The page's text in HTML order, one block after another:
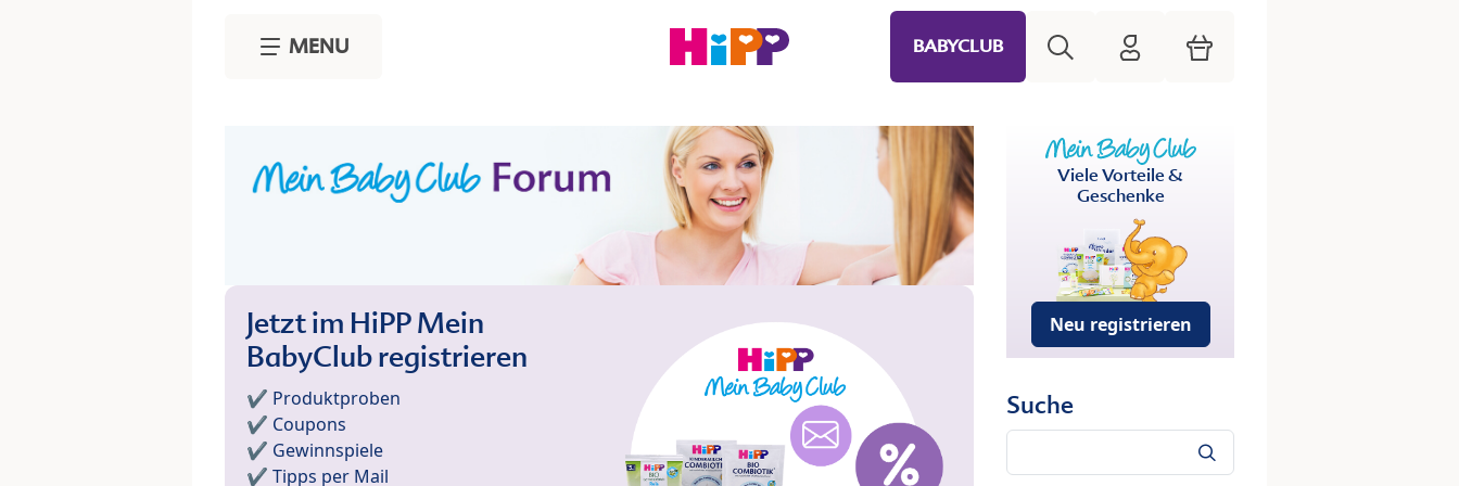
MENU BABYCLUB HiPP Mein Babyclub
Warenkorb
Jetzt im HiPP Mein
BabyClub registrieren
✔️ Produktproben
✔️ Coupons
✔️ Gewinnspiele
✔️ Tipps per Mail
Viele Vorteile &
Geschenke
Neu registrieren
Suche